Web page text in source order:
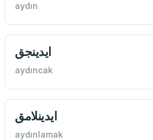
aydın
ايدينجق
aydıncak
ايدينلامق
aydınlamak